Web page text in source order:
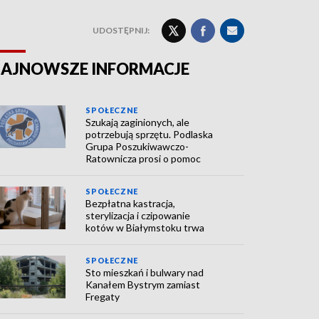
UDOSTĘPNIJ:
INFORMACJE
SPOŁECZNE
Szukają zaginionych, ale
potrzebują sprzętu. Podlaska
Grupa Poszukiwawczo-
Ratownicza prosi o pomoc
SPOŁECZNE
Bezpłatna kastracja,
sterylizacja i czipowanie
kotów w Białymstoku trwa
SPOŁECZNE
Sto mieszkań i bulwary nad
Kanałem Bystrym zamiast
Fregaty